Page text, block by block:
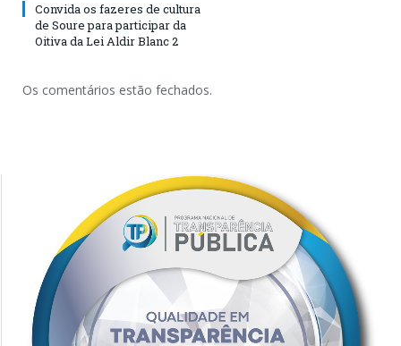
Convida os fazeres de cultura
de Soure para participar da
Oitiva da Lei Aldir Blanc 2
Os comentários estão fechados.